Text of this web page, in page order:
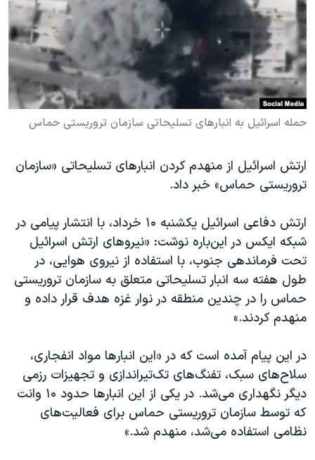
فرهنگ و زندگی
حقوق شهروندی
اقتصادی
علم و فناوری
آرشیو پخش زنده
مستندها
انتخابات ریاست جمهوری آمریکا ۲۰۲۴
حمله جمهوری اسلامی به اسرائیل
رمز مهسا
مجموعه مستندهای دادخواهی
تریبونال مردمی آبان ۹۸
دادگاه حمید نوری
چهل سال گروگان‌گیری
قانون شفافیت دارائی کادر رهبری ایران
اعتراضات مردمی آبان ۹۸
اسرائیل در جنگ
همایش محافظه‌کاران آمریکا «سی‌پک»
صفحه‌های ویژه
سفر پرزیدنت ترامپ به چین
دنبال کنید
زبانهای مختلف
حمله اسرائیل به انبارهای تسلیحاتی سازمان تروریستی حماس
ارتش اسرائیل از منهدم کردن انبارهای تسلیحاتی «سازمان
تروریستی حماس» خبر داد.
ارتش دفاعی اسرائیل یکشنبه ۱۰ خرداد، با انتشار پیامی در
شبکه ایکس در این‌باره نوشت: «نیروهای ارتش اسرائیل
تحت فرماندهی جنوب، با استفاده از نیروی هوایی، در
طول هفته سه انبار تسلیحاتی متعلق به سازمان تروریستی
حماس را در چندین منطقه در نوار غزه هدف قرار داده و
منهدم کردند.»
در این پیام آمده است که در «این انبارها مواد انفجاری،
سلاح‌های سبک، تفنگ‌های تک‌تیراندازی و تجهیزات رزمی
دیگر نگهداری می‌شد. در یکی از این انبارها حدود ۱۰ وانت
که توسط سازمان تروریستی حماس برای فعالیت‌های
نظامی استفاده می‌شد، منهدم شد.»